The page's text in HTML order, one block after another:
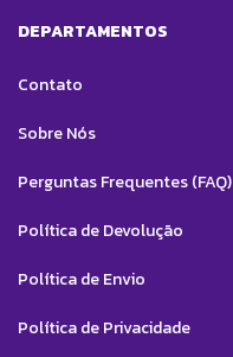
DEPARTAMENTOS
Contato
Sobre Nós
Perguntas Frequentes (FAQ)
Política de Devolução
Política de Envio
Política de Privacidade